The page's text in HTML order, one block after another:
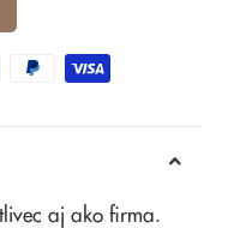
aj ako firma.